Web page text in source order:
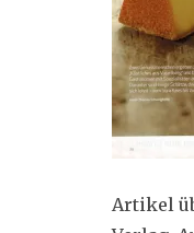
Artikel